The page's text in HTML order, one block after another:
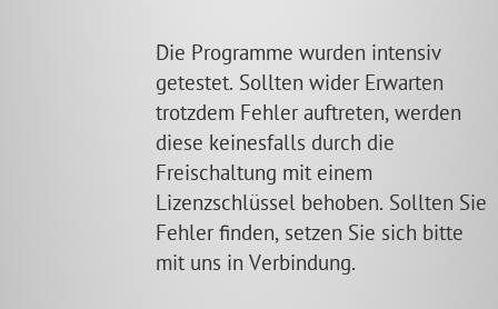
Die Programme wurden intensiv
getestet. Sollten wider Erwarten
trotzdem Fehler auftreten, werden
diese keinesfalls durch die
Freischaltung mit einem
Lizenzschlüssel behoben. Sollten Sie
Fehler finden, setzen Sie sich bitte
mit uns in Verbindung.